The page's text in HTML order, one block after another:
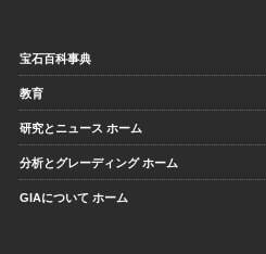
宝石百科事典
教育
研究とニュース ホーム
分析とグレーディング ホーム
GIAについて ホーム